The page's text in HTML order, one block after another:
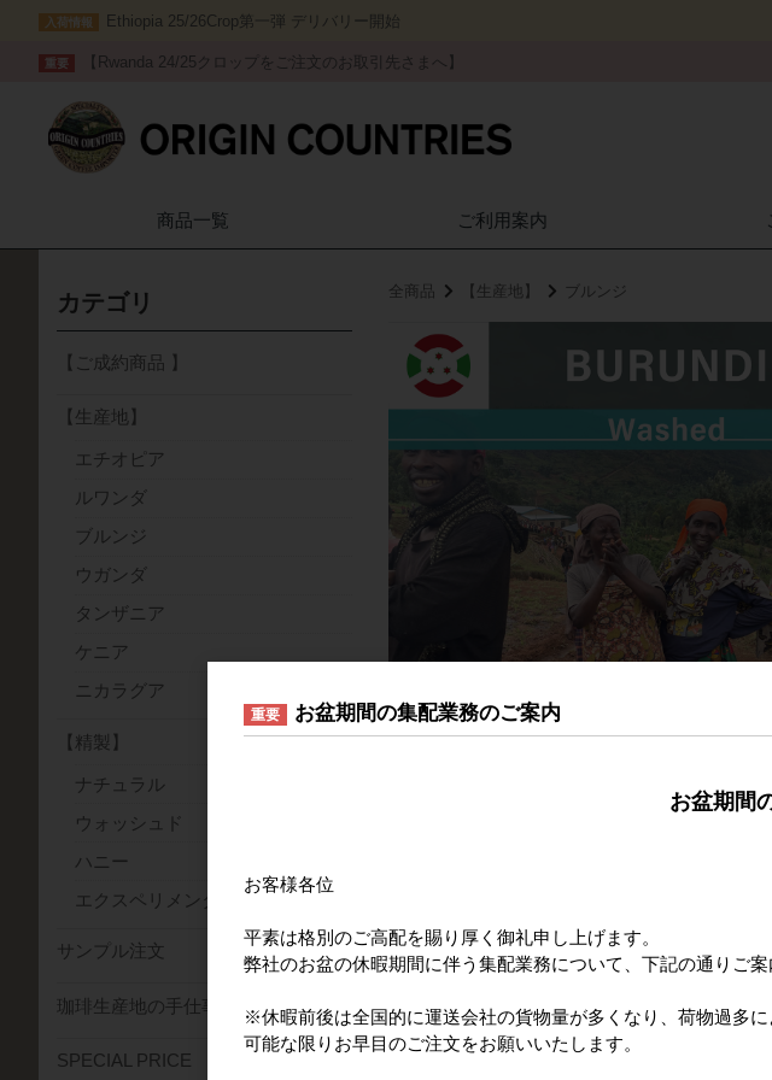
入荷情報 Ethiopia 25/26Crop第一弾 デリバリー開始
重要 【Rwanda 24/25クロップをご注文のお取引先さまへ】
商品一覧 ご利用案内
全商品 【生産地】 ブルンジ
カテゴリ
【ご成約商品 】
【生産地】
エチオピア
ルワンダ
ブルンジ
ウガンダ
タンザニア
ケニア
ニカラグア
【精製】
ナチュラル
ウォッシュド
ハニー
エクスペリメンタル(特殊精製)
サンプル注文
珈琲生産地の手仕事
SPECIAL PRICE
重要 お盆期間の集配業務のご案内
お盆期間
お客様各位
平素は格別のご高配を賜り厚く御礼申し上げます。
弊社のお盆の休暇期間に伴う集配業務について、下記の通りご案
※休暇前後は全国的に運送会社の貨物量が多くなり、荷物過多に
可能な限りお早目のご注文をお願いいたします。